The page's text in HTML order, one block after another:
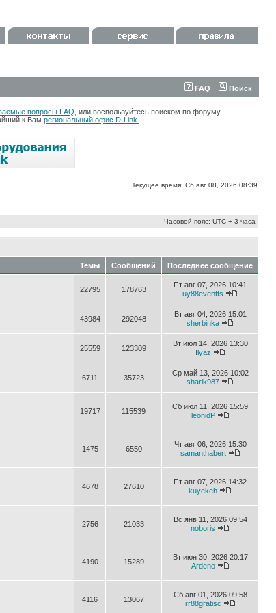
FAQ Поиск
вопросы FAQ , или воспользуйтесь поиском по форуму.
к Вам региональный офис D-Link.
Текущее время: Сб авг 08, 2026 08:39
Часовой пояс: UTC + 3 часа
Темы Сообщений Последнее сообщение
22795 178763
Пт авг 07, 2026 10:41
uy88eventts
43984 292048
Вт авг 04, 2026 15:01
sherbinka
25559 123309
Вт июл 14, 2026 13:30
Ilyaz
6711 35723
Ср май 13, 2026 10:02
sharik987
19717 115539
Сб июл 11, 2026 15:59
leonidP
1475 6550
Чт авг 06, 2026 15:30
samanthabert
4678 27610
Пт авг 07, 2026 14:32
kuyekeh
2756 21033
Вс янв 11, 2026 09:54
noboris
4190 15289
Вт июн 30, 2026 20:17
Ardeno
4116 13067
Сб авг 01, 2026 09:58
rr88gratisc